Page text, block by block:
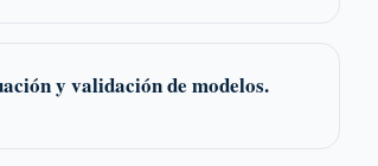
y validación de modelos.